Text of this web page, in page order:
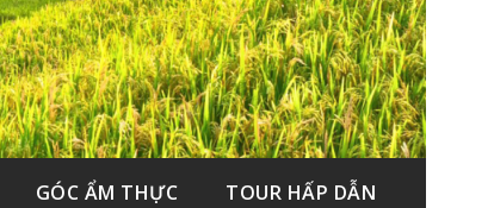
GÓC ẨM THỰC TOUR HẤP DẪN